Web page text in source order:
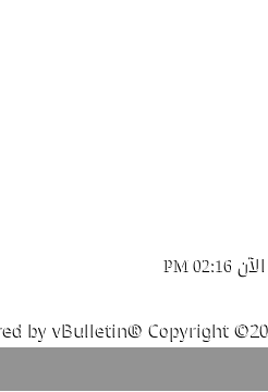
02:16 PM
by vBulletin® Copyright